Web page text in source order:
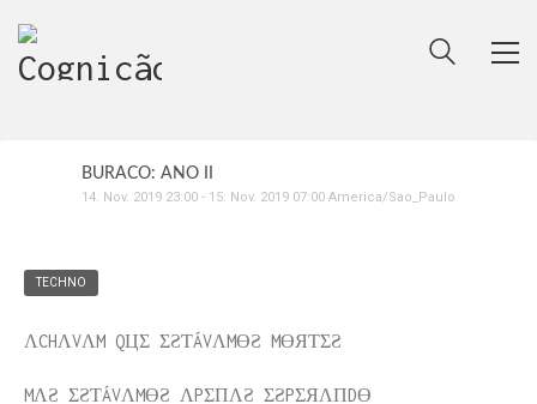
BURACO: ANO II
14. Nov. 2019 23:00 - 15. Nov. 2019 07:00 America/Sao_Paulo
TECHNO
ΛCHΛVΛM QЦΣ ΣƧƬÁVΛMӨƧ MӨЯƬΣƧ
MΛƧ ΣƧƬÁVΛMӨƧ ΛPΣПΛƧ ΣƧPΣЯΛПDӨ